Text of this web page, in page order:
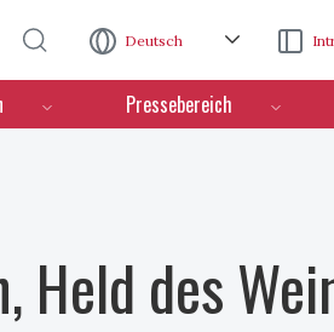
Deutsch
Pressebereich
Held des